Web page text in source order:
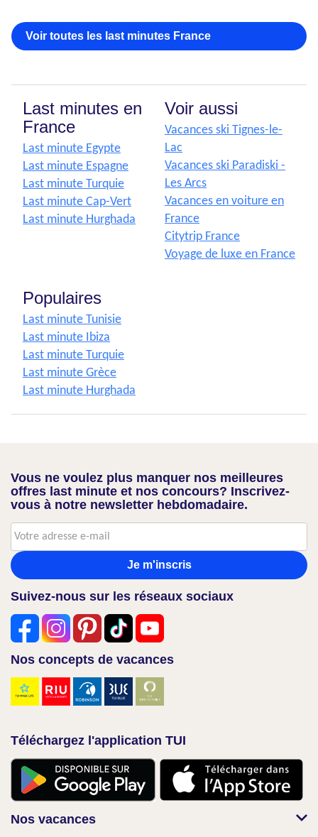
Voir toutes les last minutes France
Last minutes en
France
Last minute Egypte
Last minute Espagne
Last minute Turquie
Last minute Cap-Vert
Last minute Hurghada
Voir aussi
Vacances ski Tignes-le-
Lac
Vacances ski Paradiski -
Les Arcs
Vacances en voiture en
France
Citytrip France
Voyage de luxe en France
Populaires
Last minute Tunisie
Last minute Ibiza
Last minute Turquie
Last minute Grèce
Last minute Hurghada
Vous ne voulez plus manquer nos meilleures
offres last minute et nos concours? Inscrivez-
vous à notre newsletter hebdomadaire.
Je m'inscris
Suivez-nous sur les réseaux sociaux
Nos concepts de vacances
Téléchargez l'application TUI
Nos vacances